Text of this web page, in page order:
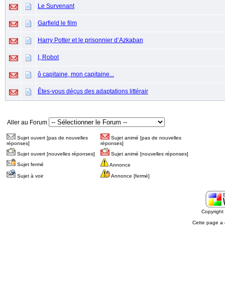
Le Survenant
Garfield le film
Harry Potter et le prisonnier d’Azkaban
I, Robot
ô capitaine, mon capitaine...
Êtes-vous déçus des adaptations littérair
Aller au Forum
Sujet ouvert [pas de nouvelles
réponses]
Sujet animé [pas de nouvelles
réponses]
Sujet ouvert [nouvelles réponses]
Sujet animé [nouvelles réponses]
Sujet fermé
Annonce
Sujet à voir
Annonce [fermé]
Cette page a